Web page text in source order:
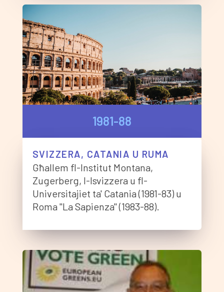
1981-88
SVIZZERA, CATANIA U RUMA
Għallem fl-Institut Montana,
Zugerberg, l-Isvizzera u fl-
Universitajiet ta' Catania (1981-83) u
Roma "La Sapienza" (1983-88).